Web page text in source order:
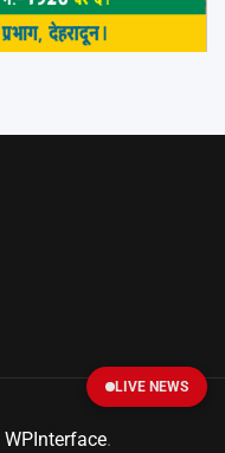
WPInterface.
LIVE NEWS